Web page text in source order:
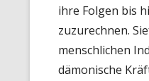
ihre Folgen bis
zuzurechnen.
menschlichen
dämonische